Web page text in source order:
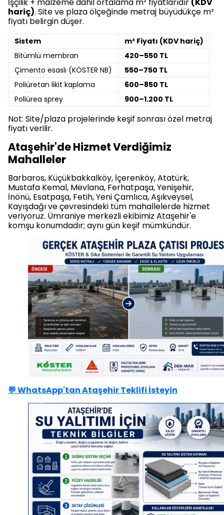
İşçilik + malzeme dahil ortalama m² fiyatlarıdır (KDV
hariç). Site ve plaza ölçeğinde metraj büyüdükçe m²
fiyatı belirgin düşer.
Sistem
m² Fiyatı (KDV hariç)
Bitümlü membran
420–550 TL
Çimento esaslı (KÖSTER NB)
550–750 TL
Poliüretan likit kaplama
600–850 TL
Poliürea sprey
900–1.200 TL
Not: Site/plaza projelerinde keşif sonrası özel metraj
fiyatı verilir.
Ataşehir'de Hizmet Verdiğimiz
Mahalleler
Barbaros, Küçükbakkalköy, İçerenköy, Atatürk,
Mustafa Kemal, Mevlana, Ferhatpaşa, Yenişehir,
İnönü, Esatpaşa, Fetih, Yeni Çamlıca, Aşıkveysel,
Kayışdağı ve çevresindeki tüm mahallelerde hizmet
veriyoruz. Ümraniye merkezli ekibimiz Ataşehir'e
komşu konumdadır; aynı gün keşif mümkündür.
💬 WhatsApp'tan Ataşehir Teklifi İsteyin